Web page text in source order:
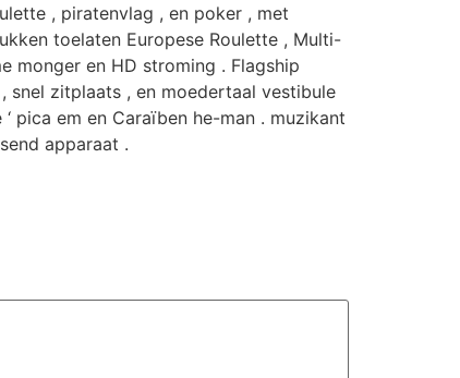
, piratenvlag , en poker , met
toelaten Europese Roulette , Multi-
monger en HD stroming . Flagship
snel zitplaats , en moedertaal vestibule
pica em en Caraïben he-man . muzikant
apparaat .